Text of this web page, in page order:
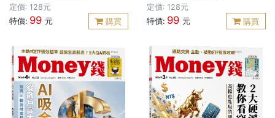
定價: 128元
特價: 99 元 購買
定價: 128元
特價: 99 元 購買